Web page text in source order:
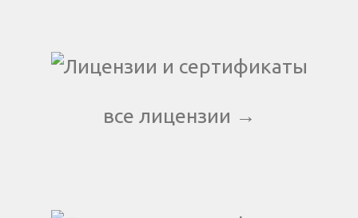
все лицензии →